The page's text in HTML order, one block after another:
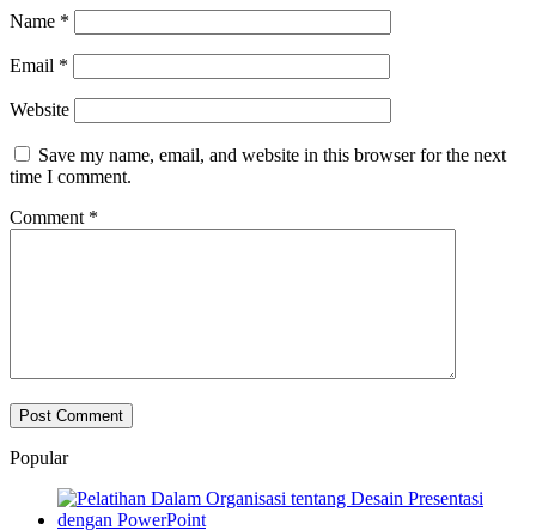
Name *
Email *
Website
Save my name, email, and website in this browser for the next
time I comment.
Comment *
Popular